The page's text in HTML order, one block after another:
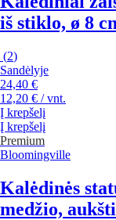
iš stiklo, ø 8
(2)
Sandėlyje
24,40 €
12,20 € / vnt.
Į krepšelį
Į krepšelį
Premium
Bloomingville
Kalėdinės
medžio,